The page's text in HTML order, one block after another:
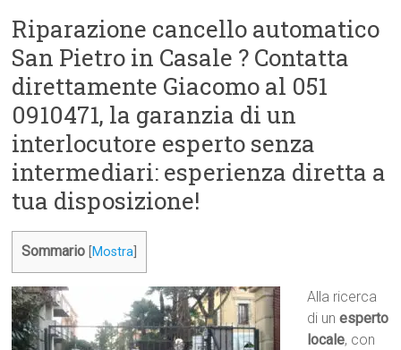
Riparazione cancello automatico
San Pietro in Casale ? Contatta
direttamente Giacomo al 051
0910471, la garanzia di un
interlocutore esperto senza
intermediari: esperienza diretta a
tua disposizione!
Sommario Mostra
Alla ricerca
di unesperto
locale, con